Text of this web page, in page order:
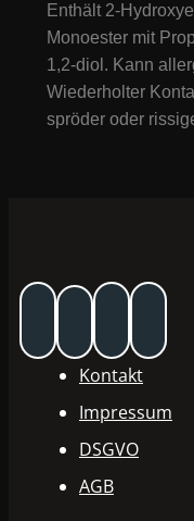
Enthält 2-
Monoester mit
1,2-diol. Kann
Wiederholter
spröder oder
Kontakt
Impressum
DSGVO
AGB